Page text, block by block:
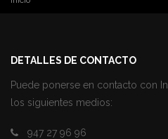
DETALLES DE CONTACTO
Puede ponerse en contacto con
los siguientes medios:
947 27 96 96